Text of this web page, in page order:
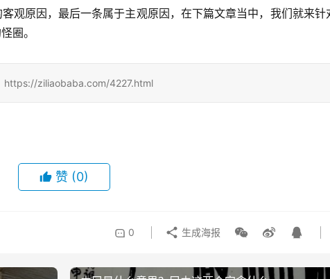
观原因，最后一条属于主观原因，在下篇文章当中，我们就来针
圈。
https://ziliaobaba.com/4227.html
赞 (0)
0 生成海报